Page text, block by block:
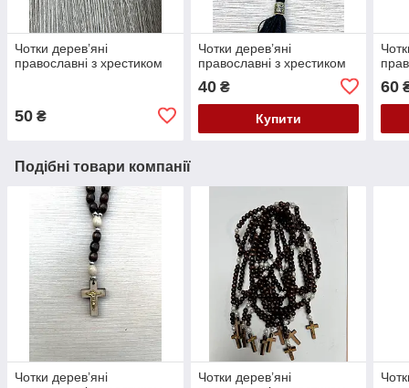
Чотки дерев’яні
православні з хрестиком
50 ₴
Чотки дерев’яні
православні з хрестиком
40₴
Купити
60
Подібні товари компанії
Чотки дерев’яні
Чотки дерев’яні